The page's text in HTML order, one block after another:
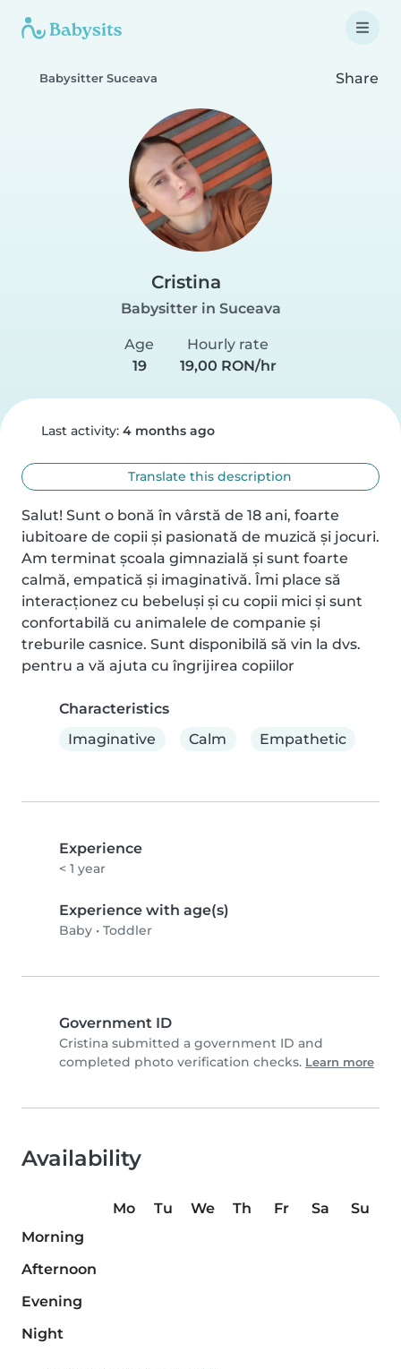
Babysitter Suceava Share
Cristina
Babysitter in Suceava
Age
19
Hourly rate
19,00 RON/hr
Last activity: 4 months ago
Translate this description
Salut! Sunt o bonă în vârstă de 18 ani, foarte
iubitoare de copii și pasionată de muzică și jocuri.
Am terminat școala gimnazială și sunt foarte
calmă, empatică și imaginativă. Îmi place să
interacționez cu bebeluși și cu copii mici și sunt
confortabilă cu animalele de companie și
treburile casnice. Sunt disponibilă să vin la dvs.
pentru a vă ajuta cu îngrijirea copiilor
Characteristics
Imaginative
Calm Empathetic
Experience
< 1 year
Experience with age(s)
Baby • Toddler
Government ID
Cristina submitted a government ID and
completed photo verification checks. Learn more
Availability
Mo Tu We Th Fr Sa
Su
Morning
Afternoon
Evening
Night